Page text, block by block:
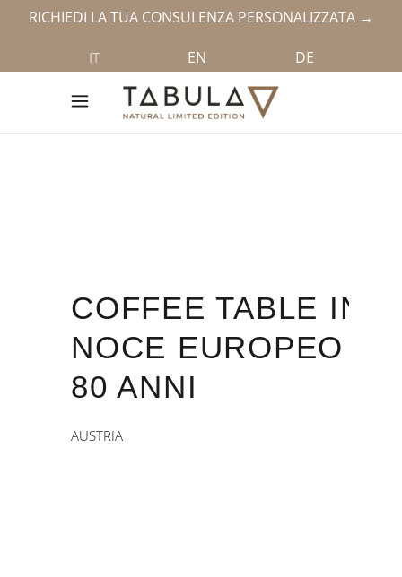
RICHIEDI LA TUA CONSULENZA PERSONALIZZATA →
IT EN DE
COFFEE TABLE IN
NOCE EUROPEO
80 ANNI
AUSTRIA